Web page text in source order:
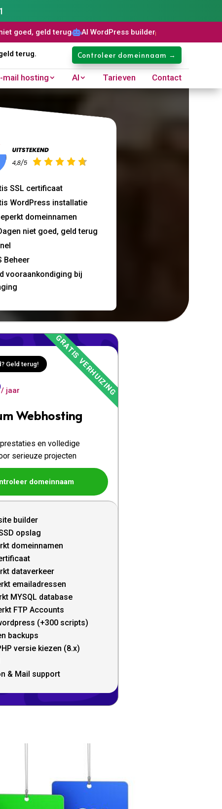
AI WordPress builder Gratis SSL certificaat
terug. Controleer domeinnaam →
mail hosting AI Tarieven Contact
SSL certificaat
WordPress installatie
domeinnamen
niet goed, geld terug
Beheer
vooraankondiging bij
Geld terug!
/ jaar
Webhosting
en volledige
serieuze projecten
domeinnaam
builder
opslag
domeinnamen
dataverkeer
emailadressen
MYSQL database
FTP Accounts
(+300 scripts)
backups
versie kiezen (8.x)
& Mail support